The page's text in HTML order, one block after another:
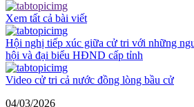
Xem tất cả bài viết
Hội nghị tiếp xúc giữa cử tri với những
hội và đại biểu HĐND cấp tỉnh
Video cử tri cả nước đồng lòng bầu cử
04/03/2026